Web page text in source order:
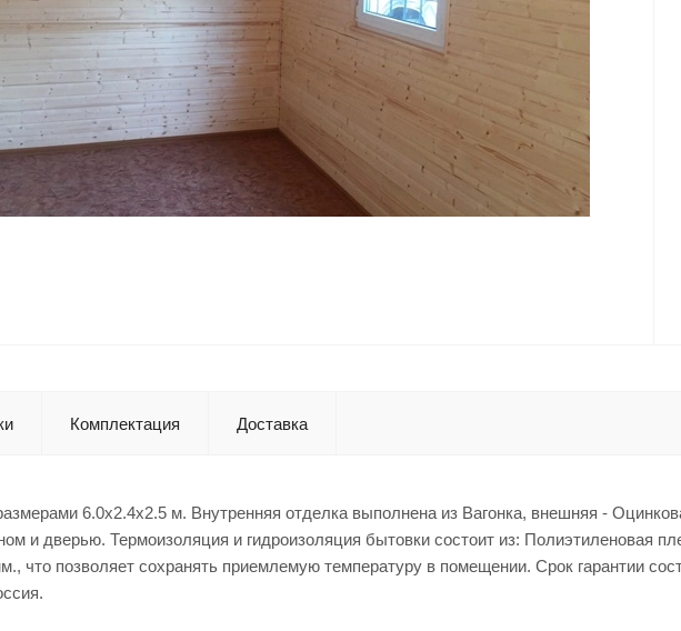
Комплектация Доставка
6.0x2.4x2.5 м. Внутренняя отделка выполнена из Вагонка, внешняя -
и дверью. Термоизоляция и гидроизоляция бытовки состоит из: Полиэтиленовая
что позволяет сохранять приемлемую температуру в помещении. Срок гарантии